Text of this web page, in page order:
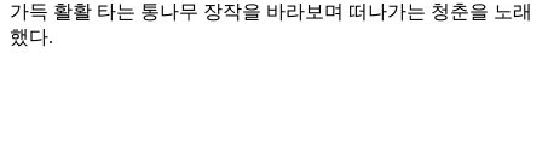
가득 활활 타는 통나무 장작을 바라보며 떠나가는 청춘을 노래
했다.